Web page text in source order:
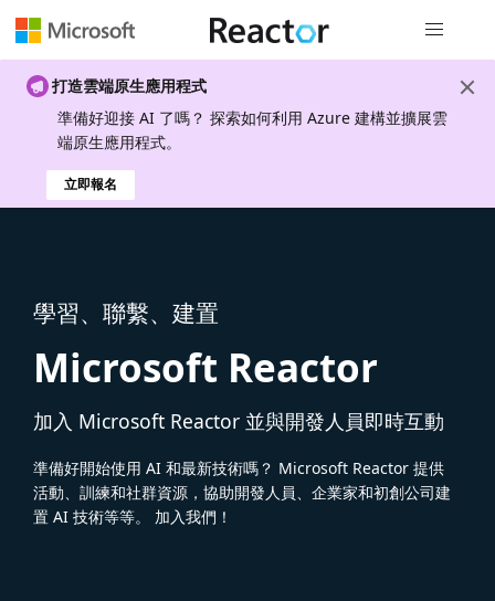
打造雲端原生應用程式
準備好迎接 AI 了嗎？ 探索如何利用 Azure 建構並擴展雲
端原生應用程式。
立即報名
學習、聯繫、建置
Microsoft Reactor
加入 Microsoft Reactor 並與開發人員即時互動
準備好開始使用 AI 和最新技術嗎？ Microsoft Reactor 提供
活動、訓練和社群資源，協助開發人員、企業家和初創公司建
置 AI 技術等等。 加入我們！